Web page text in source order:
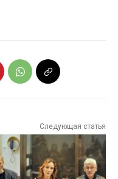
Следующая статья